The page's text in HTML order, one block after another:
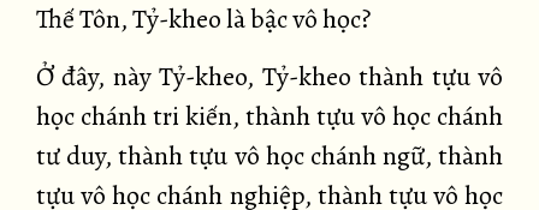
Thế Tôn, Tỷ-kheo là bậc vô học?
Ở đây, này Tỷ-kheo, Tỷ-kheo thành tựu vô
học chánh tri kiến, thành tựu vô học chánh
tư duy, thành tựu vô học chánh ngữ, thành
tựu vô học chánh nghiệp, thành tựu vô học